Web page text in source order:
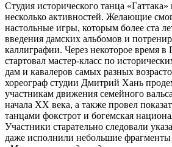
Студия исторического танца «Гаттака»
несколько активностей. Желающие
настольные игры, которым более ста
введения дамских альбомов и
каллиграфии. Через некоторое время
стартовал мастер-класс по
дам и кавалеров самых разных
хореограф студии Дмитрий Хань
участникам движения семейного
начала ХХ века, а также провел
танцами фокстрот и богемская
Участники старательно следовали
даже исполнили небольшие